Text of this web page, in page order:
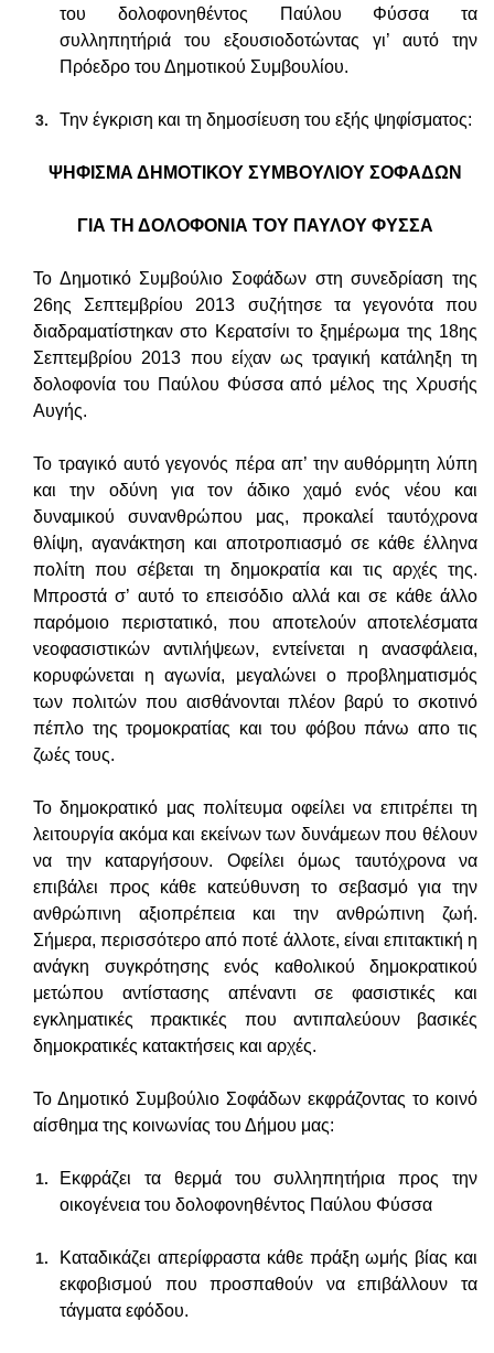
του δολοφονηθέντος Παύλου Φύσσα τα
συλληπητήριά του εξουσιοδοτώντας γι’ αυτό την
Πρόεδρο του Δημοτικού Συμβουλίου.
Την έγκριση και τη δημοσίευση του εξής ψηφίσματος:
ΨΗΦΙΣΜΑ ΔΗΜΟΤΙΚΟΥ ΣΥΜΒΟΥΛΙΟΥ ΣΟΦΑΔΩΝ
ΓΙΑ ΤΗ ΔΟΛΟΦΟΝΙΑ ΤΟΥ ΠΑΥΛΟΥ ΦΥΣΣΑ
Το Δημοτικό Συμβούλιο Σοφάδων στη συνεδρίαση της
26ης Σεπτεμβρίου 2013 συζήτησε τα γεγονότα που
διαδραματίστηκαν στο Κερατσίνι το ξημέρωμα της 18ης
Σεπτεμβρίου 2013 που είχαν ως τραγική κατάληξη τη
δολοφονία του Παύλου Φύσσα από μέλος της Χρυσής
Αυγής.
Το τραγικό αυτό γεγονός πέρα απ’ την αυθόρμητη λύπη
και την οδύνη για τον άδικο χαμό ενός νέου και
δυναμικού συνανθρώπου μας, προκαλεί ταυτόχρονα
θλίψη, αγανάκτηση και αποτροπιασμό σε κάθε έλληνα
πολίτη που σέβεται τη δημοκρατία και τις αρχές της.
Μπροστά σ’ αυτό το επεισόδιο αλλά και σε κάθε άλλο
παρόμοιο περιστατικό, που αποτελούν αποτελέσματα
νεοφασιστικών αντιλήψεων, εντείνεται η ανασφάλεια,
κορυφώνεται η αγωνία, μεγαλώνει ο προβληματισμός
των πολιτών που αισθάνονται πλέον βαρύ το σκοτινό
πέπλο της τρομοκρατίας και του φόβου πάνω απο τις
ζωές τους.
Το δημοκρατικό μας πολίτευμα οφείλει να επιτρέπει τη
λειτουργία ακόμα και εκείνων των δυνάμεων που θέλουν
να την καταργήσουν. Οφείλει όμως ταυτόχρονα να
επιβάλει προς κάθε κατεύθυνση το σεβασμό για την
ανθρώπινη αξιοπρέπεια και την ανθρώπινη ζωή.
Σήμερα, περισσότερο από ποτέ άλλοτε, είναι επιτακτική η
ανάγκη συγκρότησης ενός καθολικού δημοκρατικού
μετώπου αντίστασης απέναντι σε φασιστικές και
εγκληματικές πρακτικές που αντιπαλεύουν βασικές
δημοκρατικές κατακτήσεις και αρχές.
Το Δημοτικό Συμβούλιο Σοφάδων εκφράζοντας το κοινό
αίσθημα της κοινωνίας του Δήμου μας:
Εκφράζει τα θερμά του συλληπητήρια προς την
οικογένεια του δολοφονηθέντος Παύλου Φύσσα
Καταδικάζει απερίφραστα κάθε πράξη ωμής βίας και
εκφοβισμού που προσπαθούν να επιβάλλουν τα
τάγματα εφόδου.